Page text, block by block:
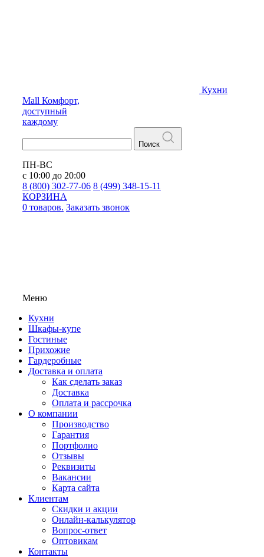
Кухни
Mall Комфорт,
доступный
каждому
Поиск
ПН-ВС
с 10:00 до 20:00
8 (800) 302-77-06 8 (499) 348-15-11
КОРЗИНА
0 товаров. Заказать звонок
Меню
Кухни
Шкафы-купе
Гостиные
Прихожие
Гардеробные
Доставка и оплата
Как сделать заказ
Доставка
Оплата и рассрочка
О компании
Производство
Гарантия
Портфолио
Отзывы
Реквизиты
Вакансии
Карта сайта
Клиентам
Скидки и акции
Онлайн-калькулятор
Вопрос-ответ
Оптовикам
Контакты